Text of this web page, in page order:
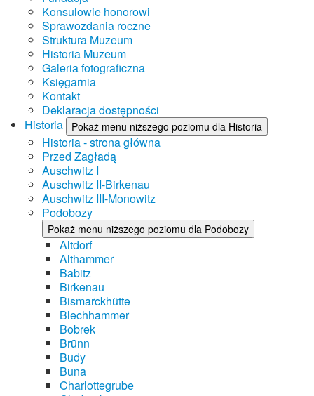
Konsulowie honorowi
Sprawozdania roczne
Struktura Muzeum
Historia Muzeum
Galeria fotograficzna
Księgarnia
Kontakt
Deklaracja dostępności
Historia
Pokaż menu niższego poziomu dla Historia
Historia - strona główna
Przed Zagładą
Auschwitz I
Auschwitz II-Birkenau
Auschwitz III-Monowitz
Podobozy
Pokaż menu niższego poziomu dla Podobozy
Altdorf
Althammer
Babitz
Birkenau
Bismarckhütte
Blechhammer
Bobrek
Brünn
Budy
Buna
Charlottegrube